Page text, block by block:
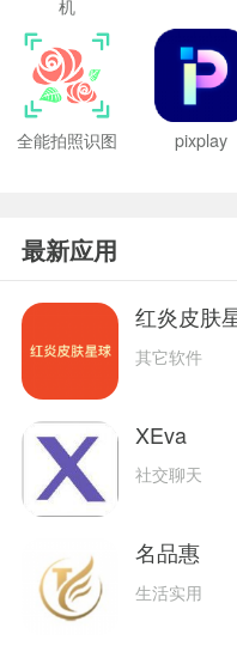
机
全能拍照识图 pixplay
最新应用
红炎皮肤
其它软件
XEva
社交聊天
名品惠
生活实用